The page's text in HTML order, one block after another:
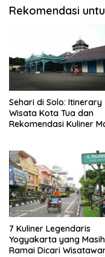
Rekomendasi
Sehari di Solo: Itinerary
Wisata Kota Tua dan
Rekomendasi Kuliner
7 Kuliner Legendaris
Yogyakarta yang Masih
Ramai Dicari